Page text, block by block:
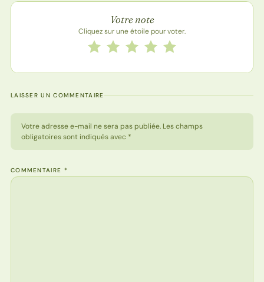
Note de la recette
Votre note
Cliquez sur une étoile pour voter.
Notez cette recette de 1 à 5 étoiles
5 étoiles
4 étoiles
3 étoiles
2 étoiles
1 étoile
LAISSER UN COMMENTAIRE
Votre adresse e-mail ne sera pas publiée. Les champs
obligatoires sont indiqués avec *
COMMENTAIRE *